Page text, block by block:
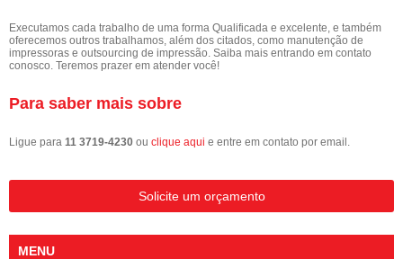
Executamos cada trabalho de uma forma Qualificada e excelente, e também
oferecemos outros trabalhamos, além dos citados, como manutenção de
impressoras e outsourcing de impressão. Saiba mais entrando em contato
conosco. Teremos prazer em atender você!
Para saber mais sobre
Ligue para 11 3719-4230 ou clique aqui e entre em contato por email.
Solicite um orçamento
MENU